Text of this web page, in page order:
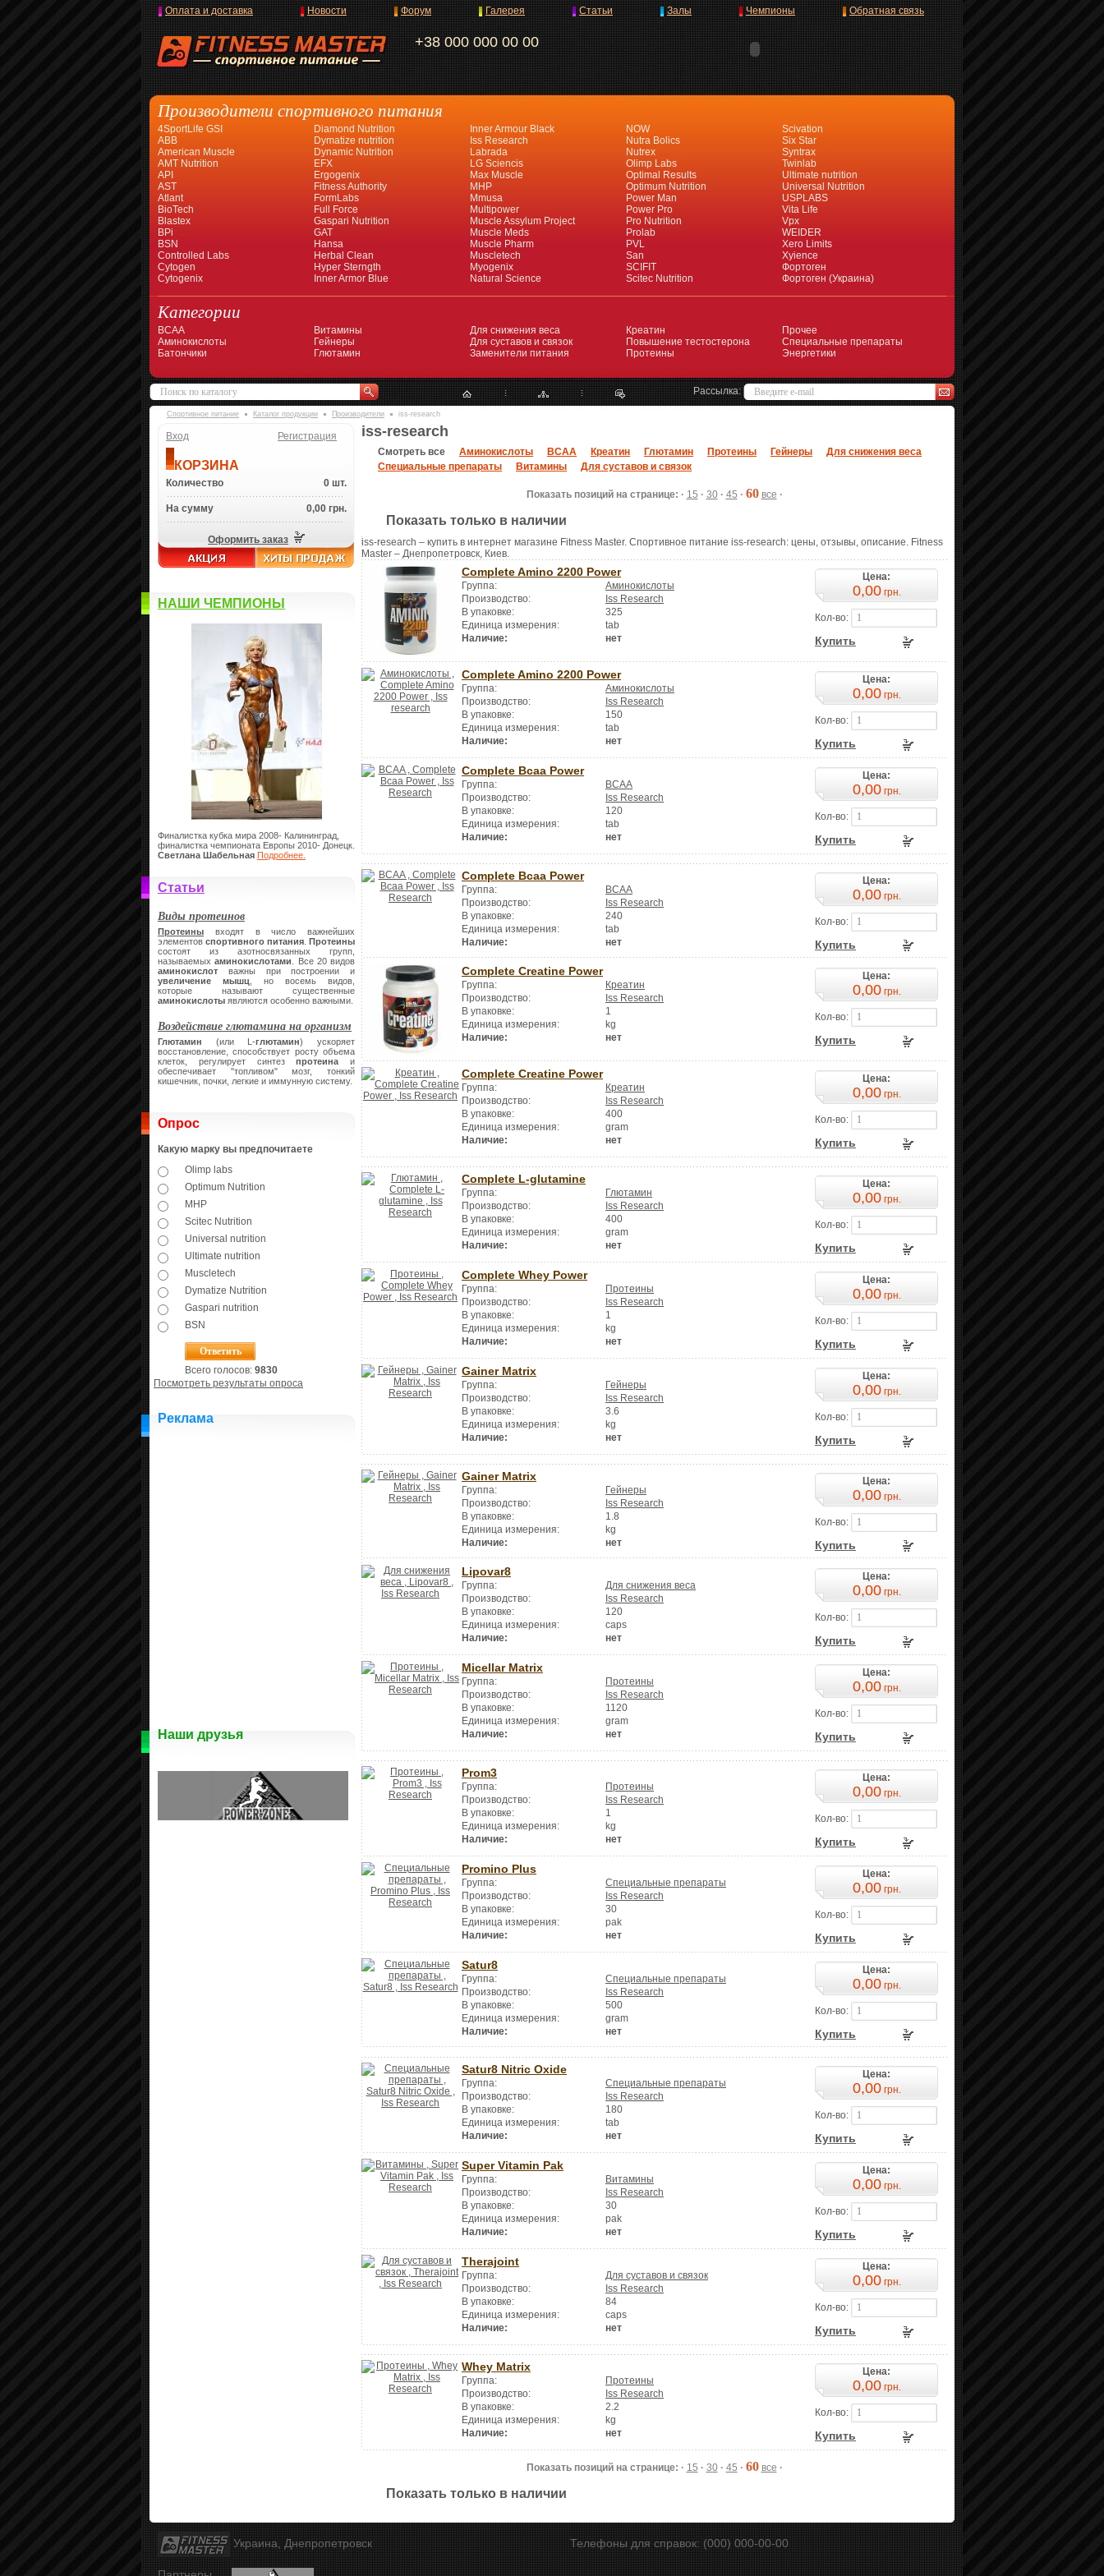
+38 000 000 00 00
Оплата и доставка Новости Форум Галерея Статьи Залы Чемпионы Обратная связь
Производители спортивного питания
4SportLife GSI
ABB
American Muscle
AMT Nutrition
API
AST
Atlant
BioTech
Blastex
BPi
BSN
Controlled Labs
Cytogen
Cytogenix
Diamond Nutrition
Dymatize nutrition
Dynamic Nutrition
EFX
Ergogenix
Fitness Authority
FormLabs
Full Force
Gaspari Nutrition
GAT
Hansa
Herbal Clean
Hyper Sterngth
Inner Armor Blue
Inner Armour Black
Iss Research
Labrada
LG Sciencis
Max Muscle
MHP
Mmusa
Multipower
Muscle Assylum Project
Muscle Meds
Muscle Pharm
Muscletech
Myogenix
Natural Science
NOW
Nutra Bolics
Nutrex
Olimp Labs
Optimal Results
Optimum Nutrition
Power Man
Power Pro
Pro Nutrition
Prolab
PVL
San
SCIFIT
Scitec Nutrition
Scivation
Six Star
Syntrax
Twinlab
Ultimate nutrition
Universal Nutrition
USPLABS
Vita Life
Vpx
WEIDER
Xero Limits
Xyience
Фортоген
Фортоген (Украина)
Категории
BCAA
Аминокислоты
Батончики
Витамины
Гейнеры
Глютамин
Для снижения веса
Для суставов и связок
Заменители питания
Креатин
Повышение тестостерона
Протеины
Прочее
Специальные препараты
Энергетики
Рассылка:
Спортивное питание Каталог продукции Производители iss-research
Вход Регистрация
КОРЗИНА
Количество 0 шт.
На сумму 0,00 грн.
Оформить заказ
НАШИ ЧЕМПИОНЫ
Финалистка кубка мира 2008- Калининград,
финалистка чемпионата Европы 2010- Донецк.
Светлана Шабельная Подробнее.
Статьи
Виды протеинов
Протеины входят в число важнейших
элементов спортивного питания Протеины
состоят из азотносвязанных групп,
называемыхаминокислотами
. Все 20 видов
аминокислот важны при построении и
увеличение мышц , но восемь видов,
которые называют существенные
аминокислоты являются особенно важными.
Воздействие глютамина на организм
Глютамин (или L-глютамин) ускоряет
восстановление, способствует росту объема
клеток, регулирует синтезпротеина и
обеспечивает "топливом" мозг, тонкий
кишечник, почки, легкие и иммунную систему.
Опрос
Какую марку вы предпочитаете
Olimp labs
Optimum Nutrition
MHP
Scitec Nutrition
Universal nutrition
Ultimate nutrition
Muscletech
Dymatize Nutrition
Gaspari nutrition
BSN
Всего голосов: 9830
Посмотреть результаты опроса
Реклама
Наши друзья
iss-research
Смотреть все Аминокислоты BCAA Креатин Глютамин Протеины Гейнеры
Для снижения веса
Специальные препараты
Витамины Для суставов и связок
Показать позиций на странице: · 15 · 30· 45 · 60 все ·
Показать только в наличии
iss-research – купить в интернет магазине Fitness Master. Спортивное питание iss-research: цены, отзывы, описание. Fitness
Master – Днепропетровск, Киев.
Complete Amino 2200 Power
Группа:
Аминокислоты
Производство:
Iss Research
В упаковке:
325
Единица измерения:
tab
Наличие:
нет
Цена:
0,00грн.
Кол-во:
Купить
Complete Amino 2200 Power
Группа:
Аминокислоты
Производство:
Iss Research
В упаковке:
150
Единица измерения:
tab
Наличие:
нет
Цена:
0,00грн.
Кол-во:
Купить
Complete Bcaa Power
Группа:
BCAA
Производство:
Iss Research
В упаковке:
120
Единица измерения:
tab
Наличие:
нет
Цена:
0,00грн.
Кол-во:
Купить
Complete Bcaa Power
Группа:
BCAA
Производство:
Iss Research
В упаковке:
240
Единица измерения:
tab
Наличие:
нет
Цена:
0,00грн.
Кол-во:
Купить
Complete Creatine Power
Группа:
Креатин
Производство:
Iss Research
В упаковке:
1
Единица измерения:
kg
Наличие:
нет
Цена:
0,00грн.
Кол-во:
Купить
Complete Creatine Power
Группа:
Креатин
Производство:
Iss Research
В упаковке:
400
Единица измерения:
gram
Наличие:
нет
Цена:
0,00грн.
Кол-во:
Купить
Complete L-glutamine
Группа:
Глютамин
Производство:
Iss Research
В упаковке:
400
Единица измерения:
gram
Наличие:
нет
Цена:
0,00грн.
Кол-во:
Купить
Complete Whey Power
Группа:
Протеины
Производство:
Iss Research
В упаковке:
1
Единица измерения:
kg
Наличие:
нет
Цена:
0,00грн.
Кол-во:
Купить
Gainer Matrix
Группа:
Гейнеры
Производство:
Iss Research
В упаковке:
3.6
Единица измерения:
kg
Наличие:
нет
Цена:
0,00грн.
Кол-во:
Купить
Gainer Matrix
Группа:
Гейнеры
Производство:
Iss Research
В упаковке:
1.8
Единица измерения:
kg
Наличие:
нет
Цена:
0,00грн.
Кол-во:
Купить
Lipovar8
Группа:
Для снижения веса
Производство:
Iss Research
В упаковке:
120
Единица измерения:
caps
Наличие:
нет
Цена:
0,00грн.
Кол-во:
Купить
Micellar Matrix
Группа:
Протеины
Производство:
Iss Research
В упаковке:
1120
Единица измерения:
gram
Наличие:
нет
Цена:
0,00грн.
Кол-во:
Купить
Prom3
Группа:
Протеины
Производство:
Iss Research
В упаковке:
1
Единица измерения:
kg
Наличие:
нет
Цена:
0,00грн.
Кол-во:
Купить
Promino Plus
Группа:
Специальные препараты
Производство:
Iss Research
В упаковке:
30
Единица измерения:
pak
Наличие:
нет
Цена:
0,00грн.
Кол-во:
Купить
Satur8
Группа:
Специальные препараты
Производство:
Iss Research
В упаковке:
500
Единица измерения:
gram
Наличие:
нет
Цена:
0,00грн.
Кол-во:
Купить
Satur8 Nitric Oxide
Группа:
Специальные препараты
Производство:
Iss Research
В упаковке:
180
Единица измерения:
tab
Наличие:
нет
Цена:
0,00грн.
Кол-во:
Купить
Super Vitamin Pak
Группа:
Витамины
Производство:
Iss Research
В упаковке:
30
Единица измерения:
pak
Наличие:
нет
Цена:
0,00грн.
Кол-во:
Купить
Therajoint
Группа:
Для суставов и связок
Производство:
Iss Research
В упаковке:
84
Единица измерения:
caps
Наличие:
нет
Цена:
0,00грн.
Кол-во:
Купить
Whey Matrix
Группа:
Протеины
Производство:
Iss Research
В упаковке:
2.2
Единица измерения:
kg
Наличие:
нет
Цена:
0,00грн.
Кол-во:
Купить
Показать позиций на странице: · 15 · 30· 45 · 60 все ·
Показать только в наличии
Украина, Днепропетровск Телефоны для справок: (000) 000-00-00